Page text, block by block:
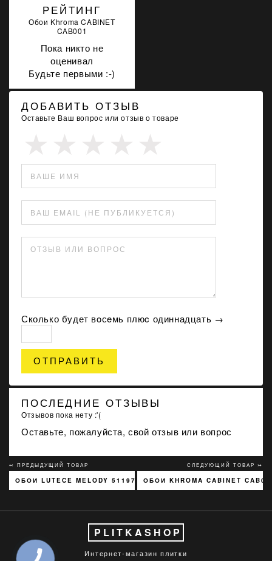
РЕЙТИНГ
Обои Khroma CABINET
CAB001
Пока никто не
оценивал
Будьте первыми :-)
ДОБАВИТЬ ОТЗЫВ
Оставьте Ваш вопрос или отзыв о товаре
ВАШЕ ИМЯ
ВАШ EMAIL (НЕ ПУБЛИКУЕТСЯ)
ОТЗЫВ ИЛИ ВОПРОС
Сколько будет вoсeмь плюc одиннадцать →
ОТПРАВИТЬ
ПОСЛЕДНИЕ ОТЗЫВЫ
Отзывов пока нету :'(
Оставьте, пожалуйста, свой отзыв или вопрос
↢ ПРЕДЫДУЩИЙ ТОВАР
ОБОИ LUTECE MELODY 51197301
СЛЕДУЮЩИЙ ТОВАР ↣
ОБОИ KHROMA CABINET
PLITKASHOP
Интернет-магазин плитки